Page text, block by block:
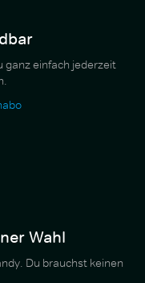
ganz einfach jederzeit
Wahl
Du brauchst keinen